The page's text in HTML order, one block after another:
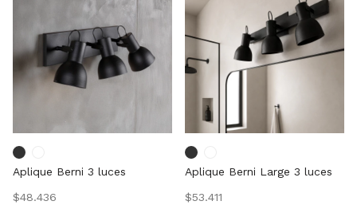
Aplique Berni 3 luces
$48.436
Aplique Berni Large 3 luces
$53.411